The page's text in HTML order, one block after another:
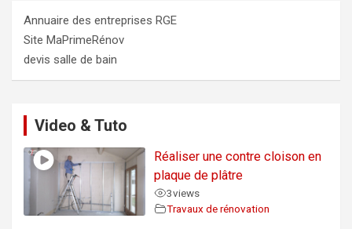
Annuaire des entreprises RGE
Site MaPrimeRénov
devis salle de bain
Video & Tuto
Réaliser une contre cloison en
plaque de plâtre
3views
Travaux de rénovation